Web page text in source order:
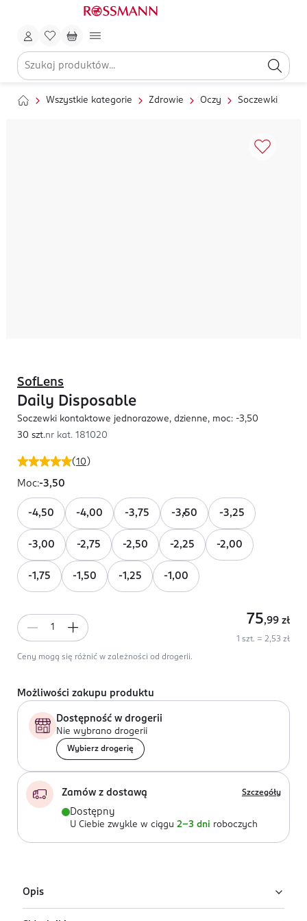
Wszystkie kategorie Zdrowie Oczy Soczewki
(10 )
SofLens
Daily Disposable
Soczewki kontaktowe jednorazowe, dzienne, moc: -3,50
30 szt.nr kat. 181020
Moc:-3,50
-4,50 -4,00 -3,75 -3,50 -3,25
-3,00 -2,75 -2,50 -2,25 -2,00
-1,75 -1,50 -1,25 -1,00
75,99 zł
1 szt. = 2,53 zł
Ceny mogą się różnić w zależności od drogerii.
Możliwości zakupu produktu
Dostępność w drogerii
Nie wybrano drogerii
Wybierz drogerię
Zamów z dostawą Szczegóły
Dostępny
U Ciebie zwykle w ciągu 2-3 dni roboczych
Opis